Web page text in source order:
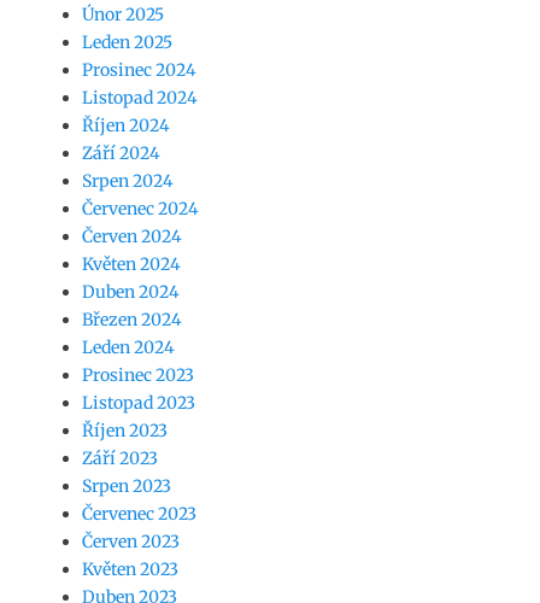
Únor 2025
Leden 2025
Prosinec 2024
Listopad 2024
Říjen 2024
Září 2024
Srpen 2024
Červenec 2024
Červen 2024
Květen 2024
Duben 2024
Březen 2024
Leden 2024
Prosinec 2023
Listopad 2023
Říjen 2023
Září 2023
Srpen 2023
Červenec 2023
Červen 2023
Květen 2023
Duben 2023